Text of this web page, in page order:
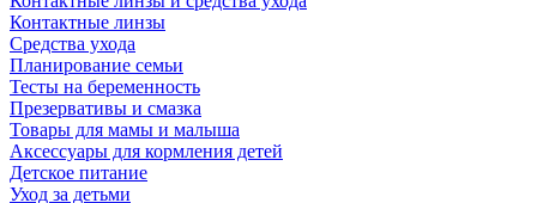
Контактные линзы
Средства ухода
Планирование семьи
Тесты на беременность
Презервативы и смазка
Товары для мамы и малыша
Аксессуары для кормления детей
Детское питание
Уход за детьми